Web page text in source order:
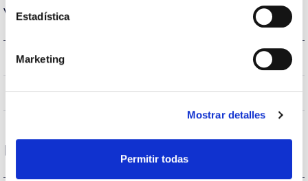
Estadística
Marketing
Mostrar detalles
Permitir todas
Vida
Vida
Vida (L70B50>)40.000h
Proteções